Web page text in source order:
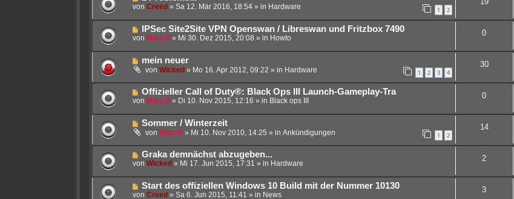
r
a
g
B
r
a
g
e
e
B
r
a
g
von Creed » Sa 12. Mär 2016, 18:54» in Hardware 1 2
N
e
e
B
r
a
g
IPSec Site2Site VPN Openswan / Libreswan und Fritzbox 7490
von Marc3l » Mi 30. Dez 2015, 20:08 » in Howto
0
N
e
e
r
B
r
a
g
mein neuer
von Wicked » Mo 16. Apr 2012, 09:22 » in Hardware 1 2 3 4
30
N
e
e
r
B
r
a
g
Offizieller Call of Duty®: Black Ops III Launch-Gameplay-Tra
von Marc3l » Di 10. Nov 2015, 12:16 » in Black ops III
0
N
e
e
r
B
Sommer / Winterzeit
von Marc3l » Mi 10. Nov 2010, 14:25 » in Ankündigungen 1 2
14
N
e
e
r
B
Graka demnächst abzugeben...
von Wicked » Mi 17. Jun 2015, 17:31 » in Hardware
2
N
e
Start des offiziellen Windows 10 Build mit der Nummer 10130
von Creed » Sa 6. Jun 2015, 11:41 » in News
3